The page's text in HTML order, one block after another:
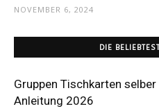
NOVEMBER 6, 2024
DIE
Gruppen Tischkarten
Anleitung 2026